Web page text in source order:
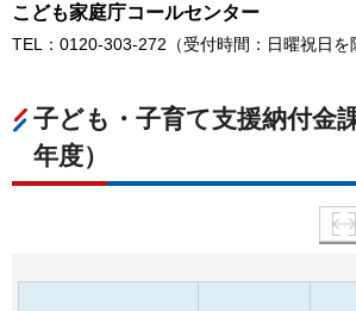
こども家庭庁コールセンター
TEL：0120-303-272（受付時間：日曜祝日を
子ども・子育て支援納付金
年度）